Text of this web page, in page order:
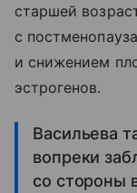
старшей
с
и снижением
эстрогенов.
Васильева
вопреки
со стороны